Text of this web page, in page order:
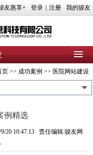
友惠享+ 登录 注册 我的骏友
新闻
社会责任
页 >> 成功案例 >> 医院网站建设
例精选
20 10:47:13 责任编辑:骏友网